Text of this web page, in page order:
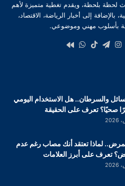
لحظة بلحظة، ويقدم تغطية متميزة لأهم
بالإضافة إلى أخبار الرياضة، الاقتصاد،
بأسلوب مهني وموضوعي.
‫YouTube
انستقرام
تيلقرام‫TikTokواتساب
والسرطان.. هل الاستخدام اليومي
صحيًا؟ تعرف على الحقيقة
لماذا تعتقد أنك مصاب رغم عدم
تعرف على أبرز العلامات